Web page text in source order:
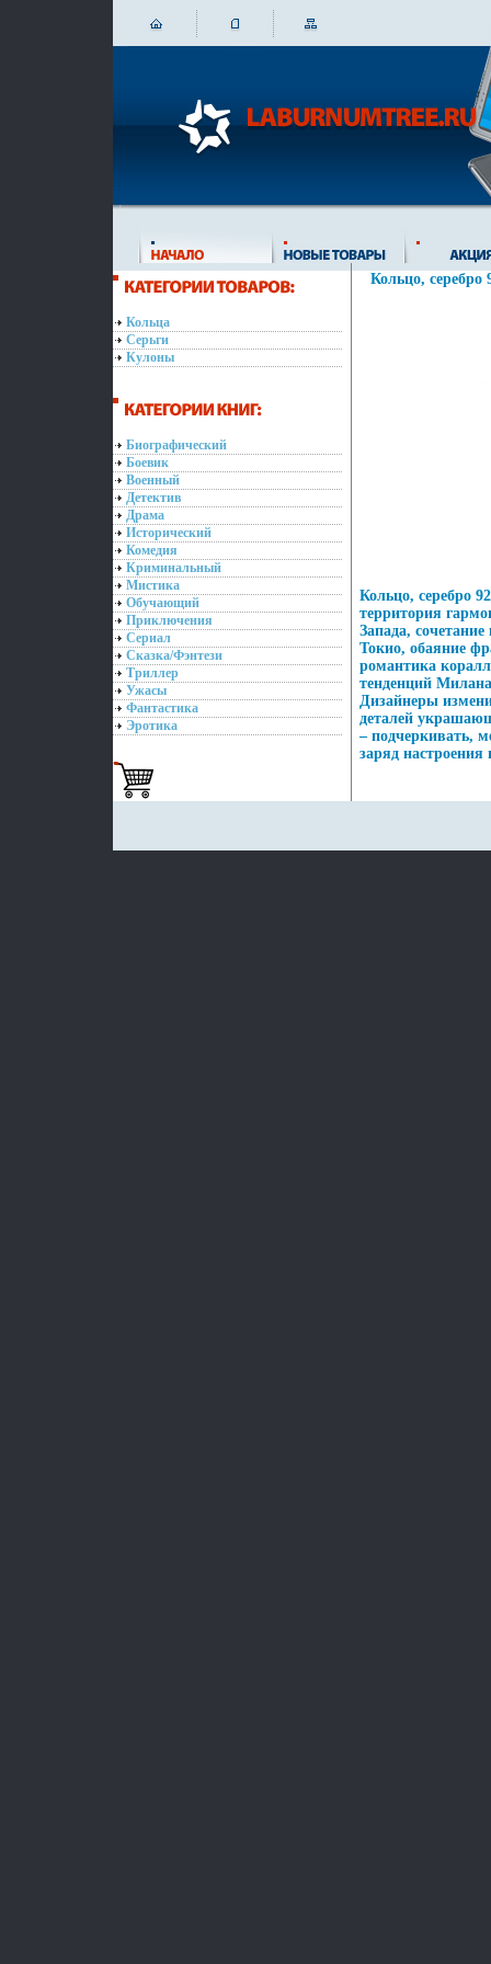
Кольца
Серьги
Кулоны
Биографический
Боевик
Военный
Детектив
Драма
Исторический
Комедия
Криминальный
Мистика
Обучающий
Приключения
Сериал
Сказка/Фэнтези
Триллер
Ужасы
Фантастика
Эротика
Кольцо, серебро
Кольцо, серебро
территория
Запада,
Токио, обаяние
романтика
тенденций
Дизайнеры
деталей
– подчеркивать,
заряд настроения